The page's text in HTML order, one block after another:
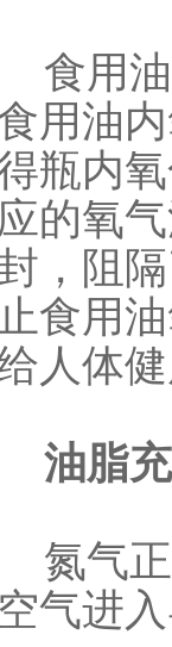
食用油
用油
瓶内
应的氧
，阻
食用
人体
油脂
氮气正
空气进